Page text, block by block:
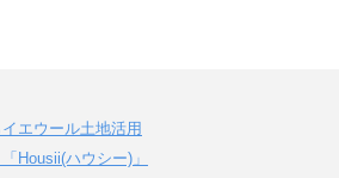
エウール土地活用
Housii(ハウシー)」